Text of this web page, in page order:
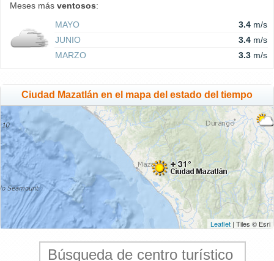
Meses más ventosos:
MAYO
3.4 m/s
JUNIO
3.4 m/s
MARZO
3.3 m/s
Ciudad Mazatlán en el mapa del estado del tiempo
Leaflet | Tiles © Esri